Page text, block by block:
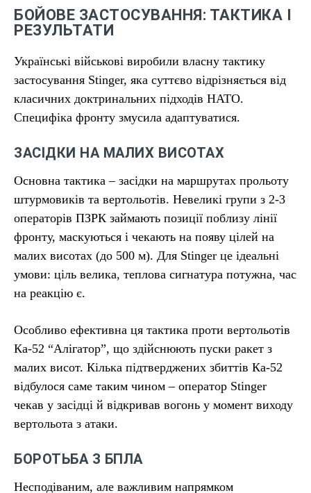
БОЙОВЕ ЗАСТОСУВАННЯ: ТАКТИКА І
РЕЗУЛЬТАТИ
Українські військові виробили власну тактику
застосування Stinger, яка суттєво відрізняється від
класичних доктринальних підходів НАТО.
Специфіка фронту змусила адаптуватися.
ЗАСІДКИ НА МАЛИХ ВИСОТАХ
Основна тактика – засідки на маршрутах прольоту
штурмовиків та вертольотів. Невеликі групи з 2-3
операторів ПЗРК займають позиції поблизу лінії
фронту, маскуються і чекають на появу цілей на
малих висотах (до 500 м). Для Stinger це ідеальні
умови: ціль велика, теплова сигнатура потужна, час
на реакцію є.
Особливо ефективна ця тактика проти вертольотів
Ка-52 “Алігатор”, що здійснюють пуски ракет з
малих висот. Кілька підтверджених збиттів Ка-52
відбулося саме таким чином – оператор Stinger
чекав у засідці й відкривав вогонь у момент виходу
вертольота з атаки.
БОРОТЬБА З БПЛА
Несподіваним, але важливим напрямком